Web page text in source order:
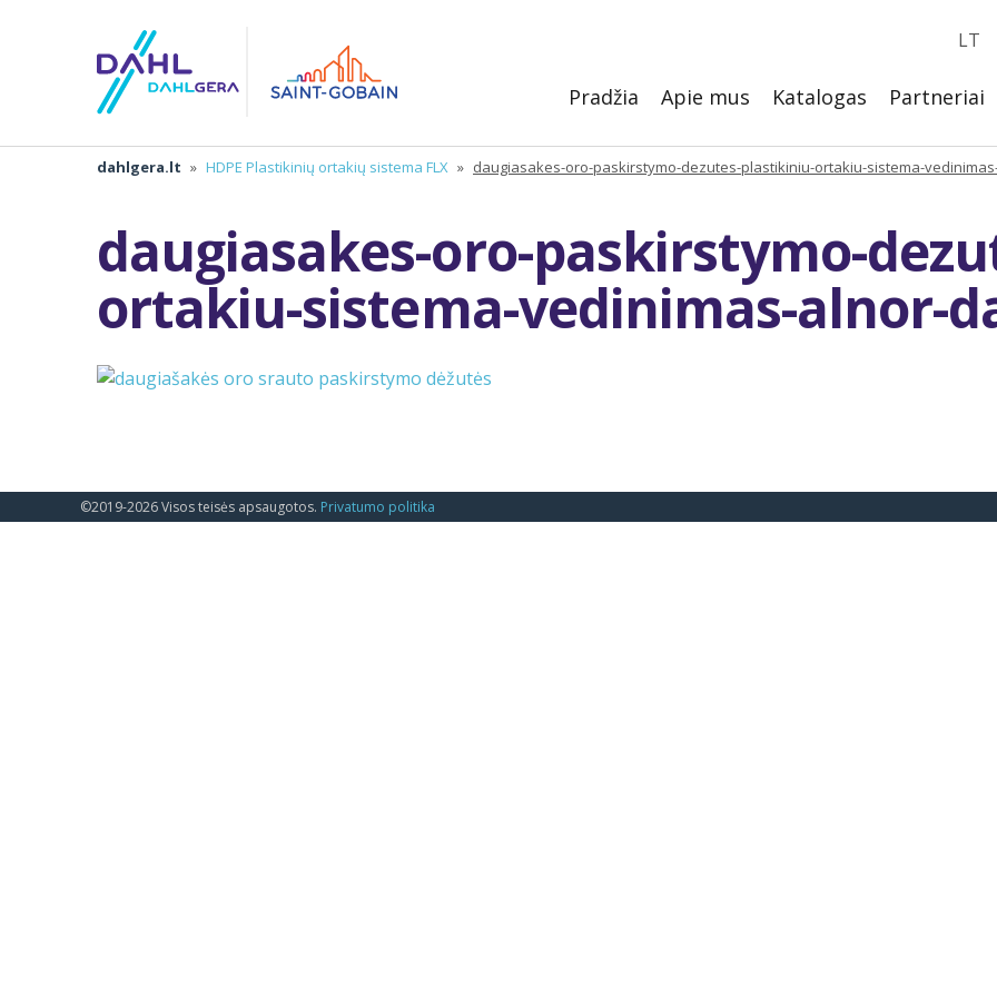
LT
Pradžia Apie mus Katalogas Partneriai
dahlgera.lt » HDPE Plastikinių ortakių sistema FLX » daugiasakes-oro-paskirstymo-dezutes-plastikiniu-ortakiu-sistema-
daugiasakes-oro-paskirstymo-
ortakiu-sistema-vedinimas-alnor-
©2019-2026 Visos teisės apsaugotos. Privatumo politika